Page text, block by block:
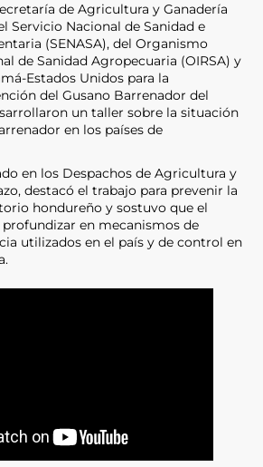
de Agricultura y Ganadería
Servicio Nacional de Sanidad e
(SENASA), del Organismo
de Sanidad Agropecuaria (OIRSA) y
Estados Unidos para la
del Gusano Barrenador del
un taller sobre la situación
en los países de
en los Despachos de Agricultura y
destacó el trabajo para prevenir la
hondureño y sostuvo que el
en mecanismos de
utilizados en el país y de control en